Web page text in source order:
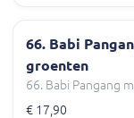
66. Babi
groenten
66. Babi Pangang
€ 17,90